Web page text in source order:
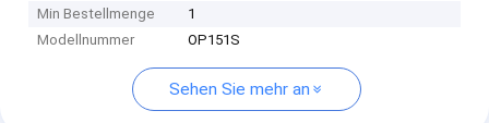
Min Bestellmenge
1
Modellnummer
OP151S
Sehen Sie mehr an